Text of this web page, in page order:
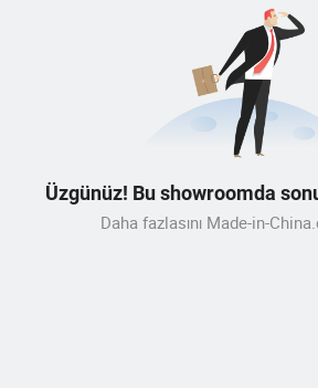
Üzgünüz! Bu showroomda
Daha fazlasını Made-in-